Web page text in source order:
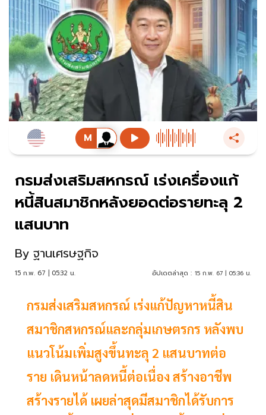
กรมส่งเสริมสหกรณ์ เร่งเครื่องแก้
หนี้สินสมาชิกหลังยอดต่อรายทะลุ 2
แสนบาท
By ฐานเศรษฐกิจ
15 ก.พ. 67 | 05:32 น. อัปเดตล่าสุด : 15 ก.พ. 67 | 05:36 น.
กรมส่งเสริมสหกรณ์ เร่งแก้ปัญหาหนี้สิน
สมาชิกสหกรณ์และกลุ่มเกษตรกร หลังพบ
แนวโน้มเพิ่มสูงขึ้นทะลุ 2 แสนบาทต่อ
ราย เดินหน้าลดหนี้ต่อเนื่อง สร้างอาชีพ
สร้างรายได้ เผยล่าสุดมีสมาชิกได้รับการ